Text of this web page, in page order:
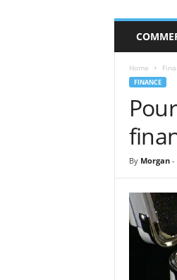
Home
FINANCE
By Morgan -